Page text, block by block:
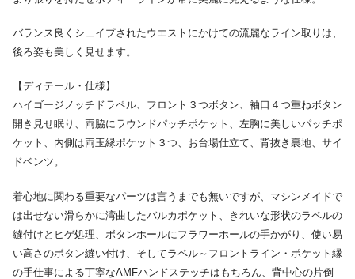
バランス良くシェイプされたウエストにかけての流麗なライン取りは、
後ろ姿も美しく見せます。
【ディテール・仕様】
ハイゴージノッチドラペル、フロント３つボタン、袖口４つ重ねボタン
開き見せ眠り、両脇にラウンドパッチポケット、左胸に美しいパッチポ
ケット、内側は両玉縁ポケット３つ、お台場仕立て、背抜き裏地、サイ
ドベンツ。
着心地に関わる重要なパーツは言うまでも無いですが、マシンメイドで
は出せない滑らかに湾曲したバルカポケット、きれいな形状のラペルの
縫付けとヒゲ処理、ボタンホールにフラワーホールの手かがり、使い易
い高さのボタン縫い付け、そしてラペル～フロントライン・ポケット縁
の手仕事による丁寧なAMFハンドステッチはもちろん、背中心の片倒